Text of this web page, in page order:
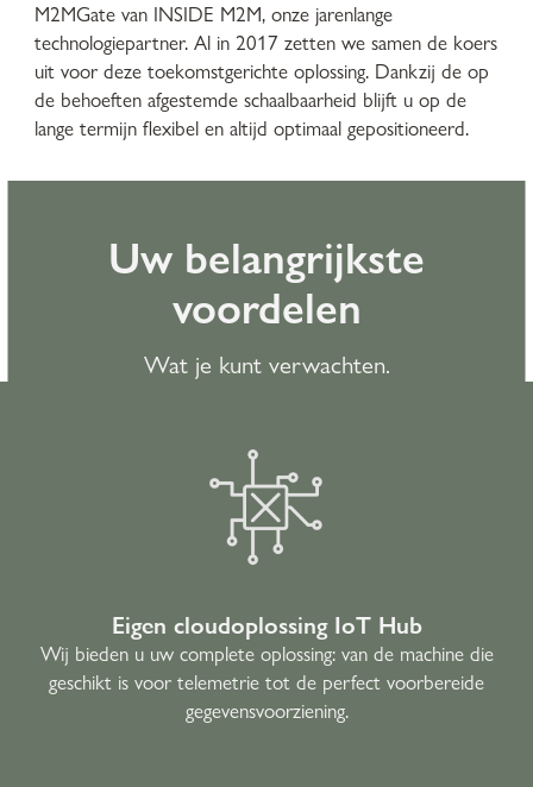
M2MGate van INSIDE M2M, onze jarenlange
technologiepartner. Al in 2017 zetten we samen de koers
uit voor deze toekomstgerichte oplossing. Dankzij de op
de behoeften afgestemde schaalbaarheid blijft u op de
lange termijn flexibel en altijd optimaal gepositioneerd.
Uw belangrijkste
voordelen
Wat je kunt verwachten.
Eigen cloudoplossing IoT Hub
Wij bieden u uw complete oplossing: van de machine die
geschikt is voor telemetrie tot de perfect voorbereide
gegevensvoorziening.